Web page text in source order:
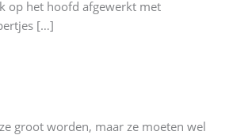
op het hoofd afgewerkt met
[…]
groot worden, maar ze moeten wel